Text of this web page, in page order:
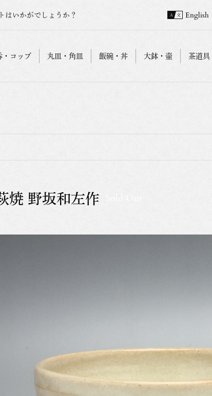
はいかがでしょうか？ English
・コップ 丸皿・角皿 飯碗・丼 大鉢・壷 茶道具
焼 野坂和左作